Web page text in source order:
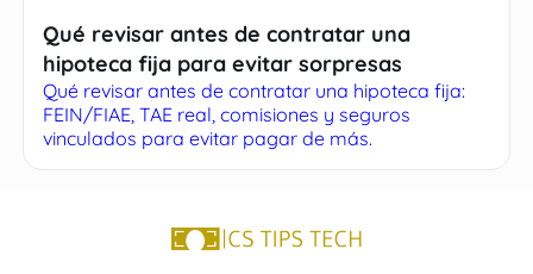
Qué revisar antes de contratar una
hipoteca fija para evitar sorpresas
Qué revisar antes de contratar una hipoteca fija:
FEIN/FIAE, TAE real, comisiones y seguros
vinculados para evitar pagar de más.